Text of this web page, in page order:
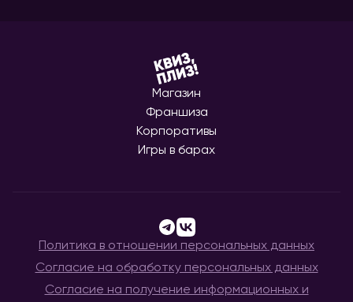
Магазин
Франшиза
Корпоративы
Игры в барах
Политика в отношении персональных данных
Согласие на обработку персональных данных
Согласие на получение информационных и